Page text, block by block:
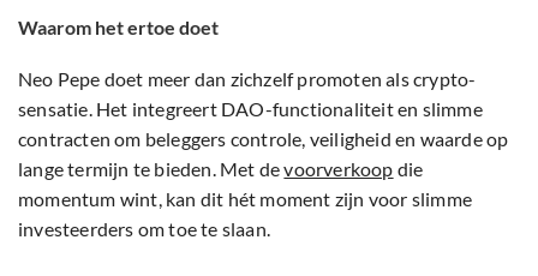
Waarom het ertoe doet
Neo Pepe doet meer dan zichzelf promoten als crypto-
sensatie. Het integreert DAO-functionaliteit en slimme
contracten om beleggers controle, veiligheid en waarde op
lange termijn te bieden. Met devoorverkoop die
momentum wint, kan dit hét moment zijn voor slimme
investeerders om toe te slaan.